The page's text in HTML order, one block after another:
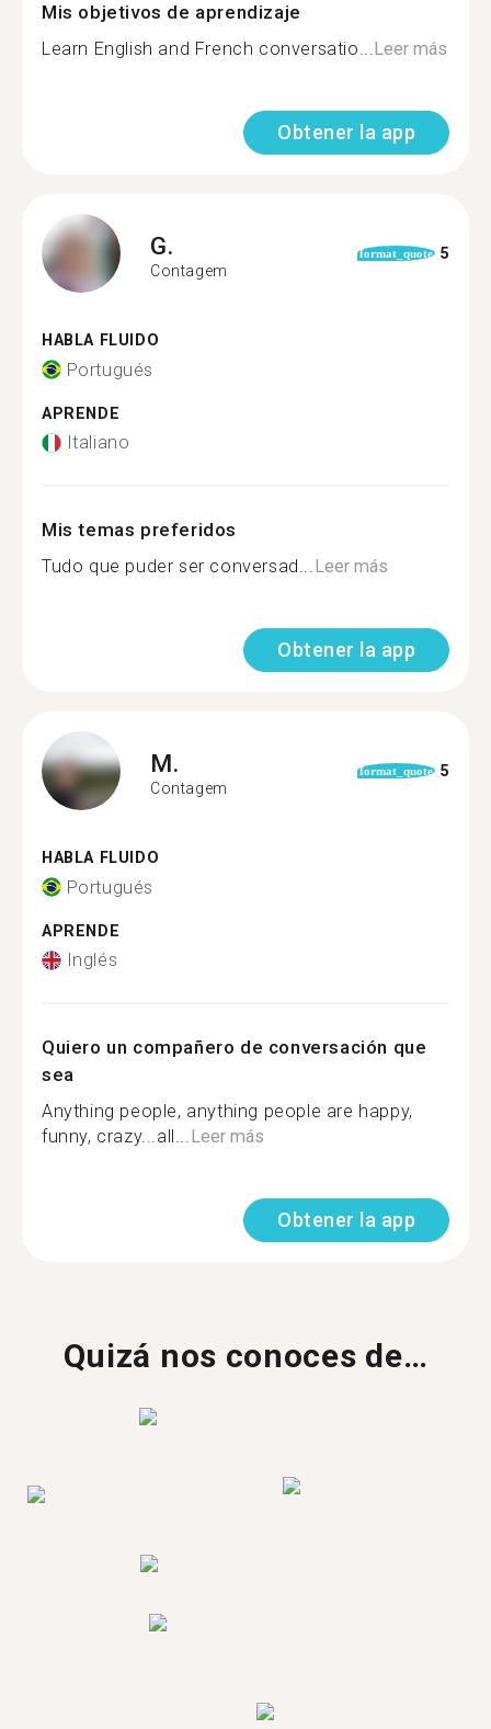
Mis objetivos de aprendizaje
Learn English and French conversatio...Leer más
Obtener la app
G.
Contagem
format_quote 5
HABLA FLUIDO
Portugués
APRENDE
Italiano
Mis temas preferidos
Tudo que puder ser conversad...Leer más
Obtener la app
M.
Contagem
format_quote 5
HABLA FLUIDO
Portugués
APRENDE
Inglés
Quiero un compañero de conversación que
sea
Anything people, anything people are happy,
funny, crazy...all...Leer más
Obtener la app
Quizá nos conoces de…